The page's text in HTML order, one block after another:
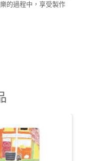
的過程中，享受製作